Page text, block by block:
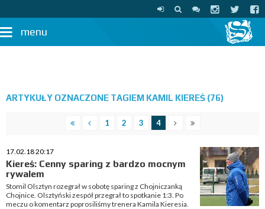
menu
ARTYKUŁY OZNACZONE TAGIEM KAMIL KIEREŚ (76)
1 2 3 4
17.02.18 20:17
Kiereś: Cenny sparing z bardzo mocnym
rywalem
Stomil Olsztyn rozegrał w sobotę sparing z Chojniczanką
Chojnice. Olsztyński zespół przegrał to spotkanie 1:3. Po
meczu o komentarz poprosiliśmy trenera Kamila Kieresia.